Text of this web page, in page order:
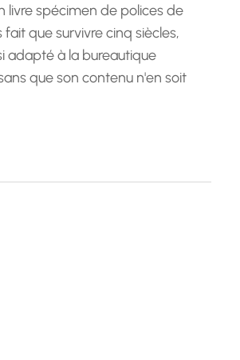
livre spécimen de polices de
fait que survivre cinq siècles,
adapté à la bureautique
que son contenu n'en soit